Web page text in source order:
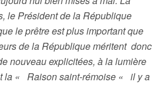
le Président de la République
le prêtre est plus important que
de la République méritent donc
nouveau explicitées, à la lumière
la « Raison saint-rémoise « il y a